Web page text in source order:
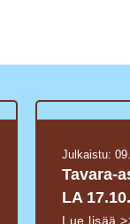
Julkaistu:
Tavara-
LA
Lue lisää